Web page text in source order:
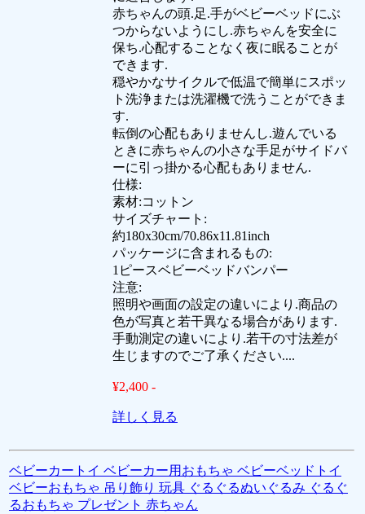
赤ちゃんの頭.足.手がベビーベッドにぶ
つからないようにし.赤ちゃんを安全に
保ち.心配することなく夜に眠ることが
できます.
穏やかなサイクルで低温で簡単にスポッ
ト洗浄または洗濯機で洗うことができま
す.
転倒の心配もありませんし.遊んでいる
ときに赤ちゃんの小さな手足がサイドバ
ーに引っ掛かる心配もありません.
仕様:
素材:コットン
サイズチャート:
約180x30cm/70.86x11.81inch
パッケージに含まれるもの:
1ピースベビーベッドバンパー
注意:
照明や画面の設定の違いにより.商品の
色が写真と若干異なる場合があります.
手動測定の違いにより.若干の寸法差が
生じますのでご了承ください....
¥2,400 -
詳しく見る
ベビーカートイ ベビーカー用おもちゃ ベビーベッドトイ
ベビーおもちゃ 吊り飾り 玩具 ぐるぐるぬいぐるみ ぐるぐ
るおもちゃ プレゼント 赤ちゃん